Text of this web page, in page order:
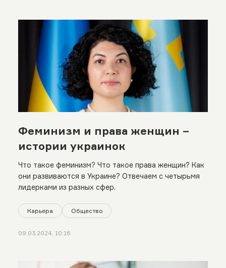
Феминизм и права женщин –
истории украинок
Что такое феминизм? Что такое права женщин? Как
они развиваются в Украине? Отвечаем с четырьмя
лидерками из разных сфер.
Карьера Общество
09.03.2024, 10:16